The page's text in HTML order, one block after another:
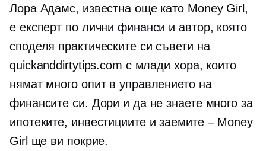
Лора Адамс, известна още като Money Girl,
е експерт по лични финанси и автор, която
споделя практическите си съвети на
quickanddirtytips.com с млади хора, които
нямат много опит в управлението на
финансите си. Дори и да не знаете много за
ипотеките, инвестициите и заемите – Money
Girl ще ви покрие.